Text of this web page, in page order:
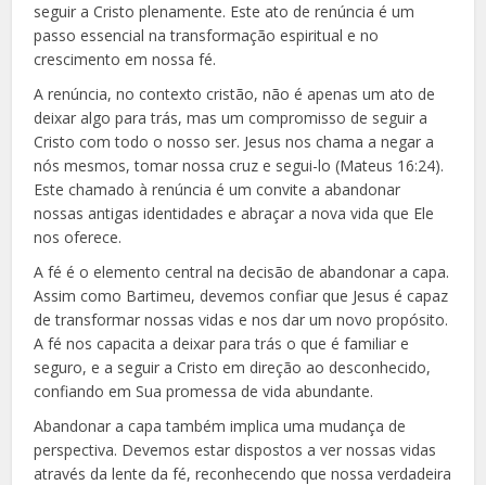
seguir a Cristo plenamente. Este ato de renúncia é um
passo essencial na transformação espiritual e no
crescimento em nossa fé.
A renúncia, no contexto cristão, não é apenas um ato de
deixar algo para trás, mas um compromisso de seguir a
Cristo com todo o nosso ser. Jesus nos chama a negar a
nós mesmos, tomar nossa cruz e segui-lo (Mateus 16:24).
Este chamado à renúncia é um convite a abandonar
nossas antigas identidades e abraçar a nova vida que Ele
nos oferece.
A fé é o elemento central na decisão de abandonar a capa.
Assim como Bartimeu, devemos confiar que Jesus é capaz
de transformar nossas vidas e nos dar um novo propósito.
A fé nos capacita a deixar para trás o que é familiar e
seguro, e a seguir a Cristo em direção ao desconhecido,
confiando em Sua promessa de vida abundante.
Abandonar a capa também implica uma mudança de
perspectiva. Devemos estar dispostos a ver nossas vidas
através da lente da fé, reconhecendo que nossa verdadeira